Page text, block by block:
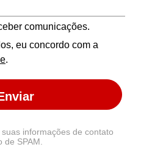
comunicações.
eu concordo com a
.
informações de contato
SPAM.